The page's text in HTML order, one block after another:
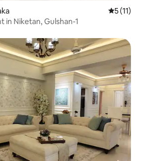
5 (11)
in Niketan, Gulshan-1